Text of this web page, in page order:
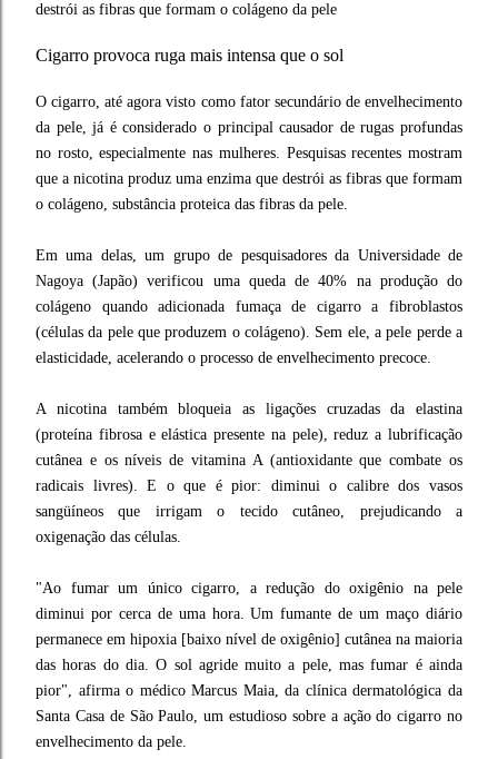
destrói as fibras que formam o colágeno da pele
Cigarro provoca ruga mais intensa que o sol
O cigarro, até agora visto como fator secundário de envelhecimento
da pele, já é considerado o principal causador de rugas profundas
no rosto, especialmente nas mulheres. Pesquisas recentes mostram
que a nicotina produz uma enzima que destrói as fibras que formam
o colágeno, substância proteica das fibras da pele.
Em uma delas, um grupo de pesquisadores da Universidade de
Nagoya (Japão) verificou uma queda de 40% na produção do
colágeno quando adicionada fumaça de cigarro a fibroblastos
(células da pele que produzem o colágeno). Sem ele, a pele perde a
elasticidade, acelerando o processo de envelhecimento precoce.
A nicotina também bloqueia as ligações cruzadas da elastina
(proteína fibrosa e elástica presente na pele), reduz a lubrificação
cutânea e os níveis de vitamina A (antioxidante que combate os
radicais livres). E o que é pior: diminui o calibre dos vasos
sangüíneos que irrigam o tecido cutâneo, prejudicando a
oxigenação das células.
"Ao fumar um único cigarro, a redução do oxigênio na pele
diminui por cerca de uma hora. Um fumante de um maço diário
permanece em hipoxia [baixo nível de oxigênio] cutânea na maioria
das horas do dia. O sol agride muito a pele, mas fumar é ainda
pior", afirma o médico Marcus Maia, da clínica dermatológica da
Santa Casa de São Paulo, um estudioso sobre a ação do cigarro no
envelhecimento da pele.